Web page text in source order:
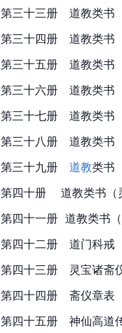
第三十三册　道教类书
第三十四册　道教类书
第三十五册　道教类书
第三十六册　道教类书
第三十七册　道教类书
第三十八册　道教类书
第三十九册 道教类书
第四十册    道教类书
第四十一册  道教类书
第四十二册　道门科戒
第四十三册　灵宝诸斋
第四十四册　斋仪章表
第四十五册　神仙高道